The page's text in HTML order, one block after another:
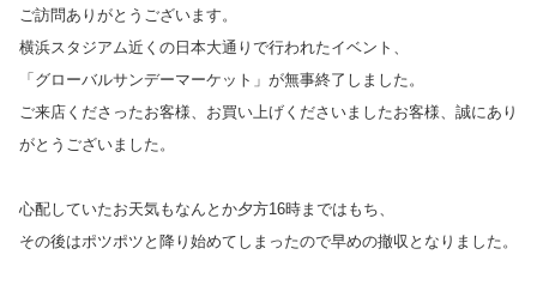
ご訪問ありがとうございます。
横浜スタジアム近くの日本大通りで行われたイベント、
「グローバルサンデーマーケット」が無事終了しました。
ご来店くださったお客様、お買い上げくださいましたお客様、誠にあり
がとうございました。
心配していたお天気もなんとか夕方16時まではもち、
その後はポツポツと降り始めてしまったので早めの撤収となりました。